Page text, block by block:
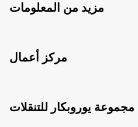
مزيد من المعلومات
مركز أعمال
مجموعة يوروبكار للتنقلات